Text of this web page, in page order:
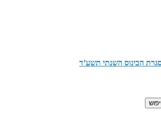
הכינוס השנתי תשע’ד